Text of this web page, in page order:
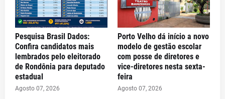
Pesquisa Brasil Dados:
Confira candidatos mais
lembrados pelo eleitorado
de Rondônia para deputado
estadual
Agosto 07, 2026
Porto Velho dá início a novo
modelo de gestão escolar
com posse de diretores e
vice-diretores nesta sexta-
feira
Agosto 07, 2026